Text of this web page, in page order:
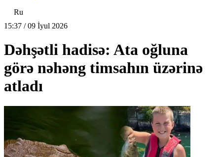
Ru
15:37 / 09 İyul 2026
Dəhşətli hadisə: Ata oğluna
görə nəhəng timsahın üzərinə
atladı